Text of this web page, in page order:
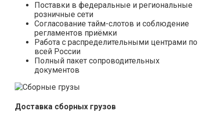
Поставки в федеральные и региональные
розничные сети
Согласование тайм-слотов и соблюдение
регламентов приёмки
Работа с распределительными центрами по
всей России
Полный пакет сопроводительных
документов
Доставка сборных грузов